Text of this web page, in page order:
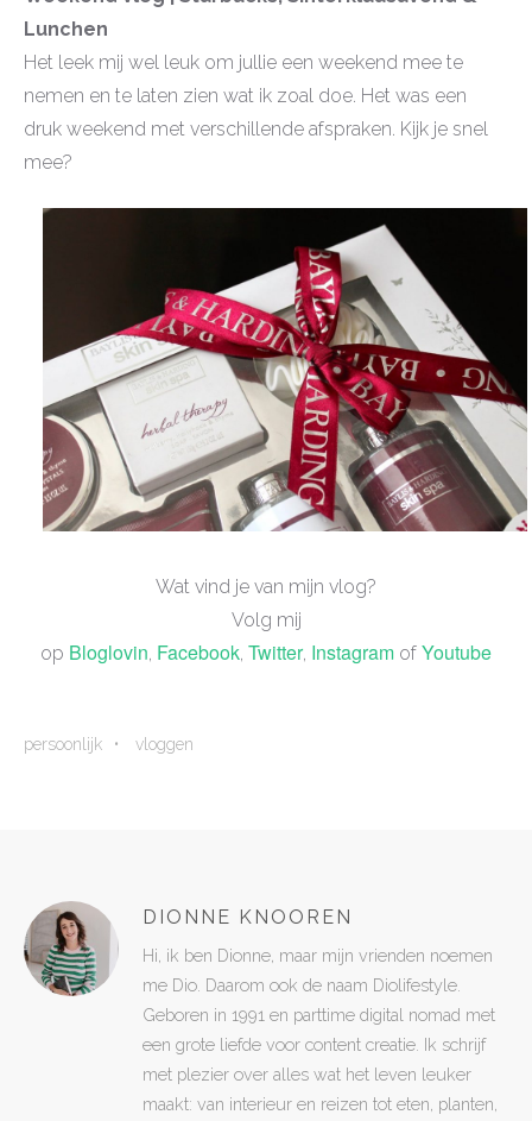
Lunchen
Het leek mij wel leuk om jullie een weekend mee te
nemen en te laten zien wat ik zoal doe. Het was een
druk weekend met verschillende afspraken. Kijk je snel
mee?
Wat vind je van mijn vlog?
Volg mij
op Bloglovin Facebook Twitter, Instagram of Youtube
persoonlijk vloggen
DIONNE KNOOREN
Hi, ik ben Dionne, maar mijn vrienden noemen
me Dio. Daarom ook de naam Diolifestyle.
Geboren in 1991 en parttime digital nomad met
een grote liefde voor content creatie. Ik schrijf
met plezier over alles wat het leven leuker
maakt: van interieur en reizen tot eten, planten,